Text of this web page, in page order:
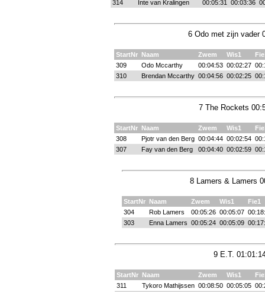
314
Inte van Kralingen 00:05:31 00:03:36
6 Odo met zijn vader
StartNr Naam Zwem Wis1
309
Odo Mccarthy 00:04:53 00:02:27
310
Brendan Mccarthy 00:04:56 00:02:25
7 The Rockets
StartNr Naam Zwem Wis1
308
Pjotr van den Berg 00:04:44 00:02:54
307
Fay van den Berg 00:04:40 00:02:59
8 Lamers & Lamers
StartNr Naam Zwem Wis1
Fie1
304
Rob Lamers 00:05:26 00:05:07
303
Enna Lamers 00:05:24 00:05:09
9 E.T.
StartNr Naam Zwem Wis1
311
Tykoro Mathijssen 00:08:50 00:05:05